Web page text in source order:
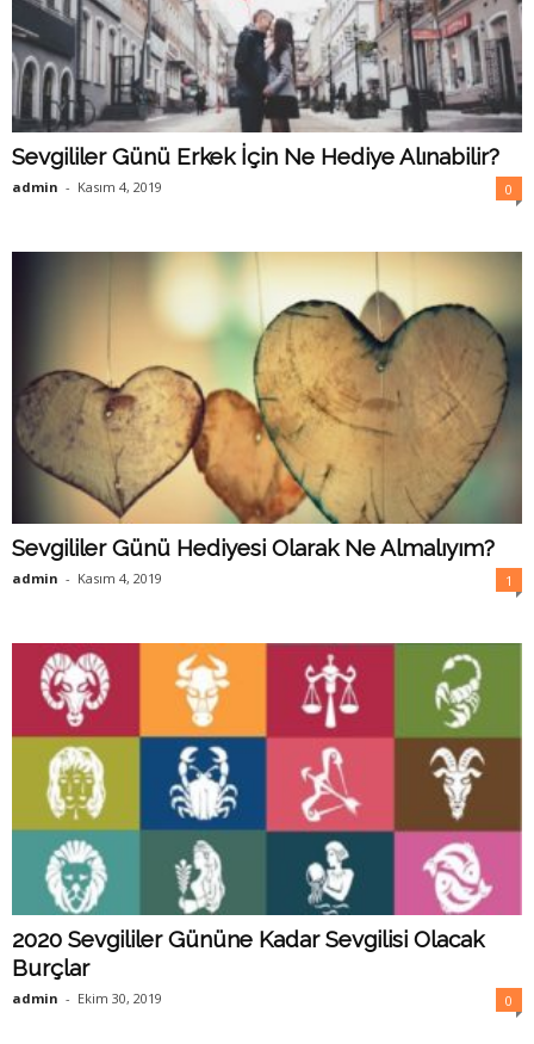
Sevgililer Günü Erkek İçin Ne Hediye Alınabilir?
admin - Kasım 4, 2019 0
Sevgililer Günü Hediyesi Olarak Ne Almalıyım?
admin - Kasım 4, 2019 1
2020 Sevgililer Gününe Kadar Sevgilisi Olacak
Burçlar
admin - Ekim 30, 2019 0